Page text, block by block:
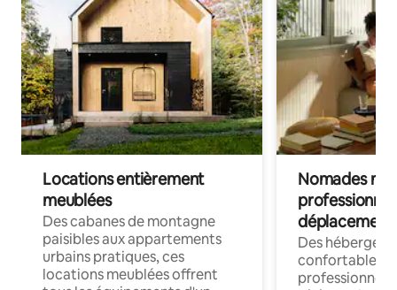
Locations entièrement
meublées
Des cabanes de montagne
paisibles aux appartements
urbains pratiques, ces
locations meublées offrent
Nomades
déplacement
Des
confortables
professionnels